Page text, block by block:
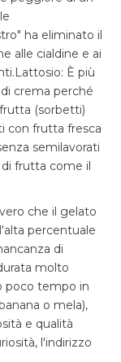
ha eliminato il
alle cialdine e ai
È più
crema perché
(sorbetti)
con frutta fresca
semilavorati
frutta come il
che il gelato
percentuale
di
molto
poco tempo in
o mela),
e qualità
l'indirizzo